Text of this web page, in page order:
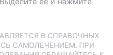
В СПРАВОЧНЫХ
САМОЛЕЧЕНИЕМ. ПРИ